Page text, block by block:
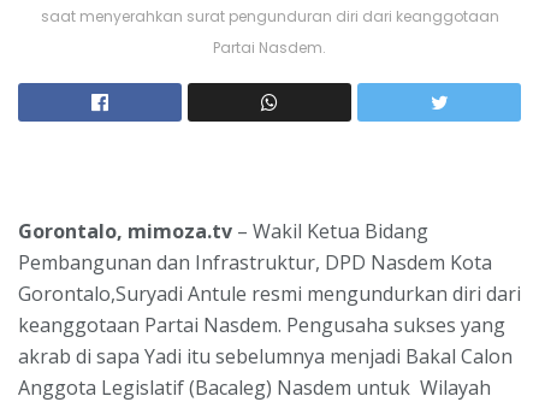
saat menyerahkan surat pengunduran diri dari keanggotaan
Partai Nasdem.
Gorontalo, mimoza.tv – Wakil Ketua Bidang
Pembangunan dan Infrastruktur, DPD Nasdem Kota
Gorontalo,Suryadi Antule resmi mengundurkan diri dari
keanggotaan Partai Nasdem. Pengusaha sukses yang
akrab di sapa Yadi itu sebelumnya menjadi Bakal Calon
Anggota Legislatif (Bacaleg) Nasdem untuk Wilayah